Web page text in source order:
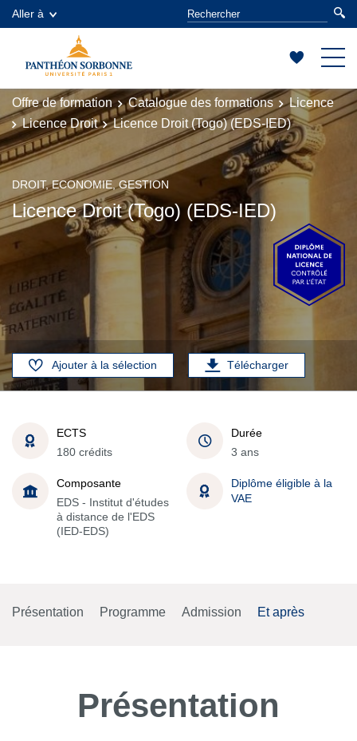
Aller à
Offre de formation Catalogue des formations
Licence
Licence Droit
Licence Droit (Togo) (EDS-IED)
DROIT, ECONOMIE, GESTION
Licence Droit (Togo) (EDS-IED)
Ajouter à la sélection Télécharger
ECTS
180 crédits
Durée
3 ans
Composante
EDS - Institut d'études
à distance de l'EDS
(IED-EDS)
Diplôme éligible à la
VAE
Présentation Programme Admission Et après
Présentation